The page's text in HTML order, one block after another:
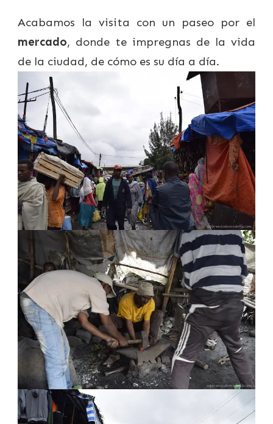
Acabamos la visita con un paseo por el
mercado, donde te impregnas de la vida
de la ciudad, de cómo es su día a día.